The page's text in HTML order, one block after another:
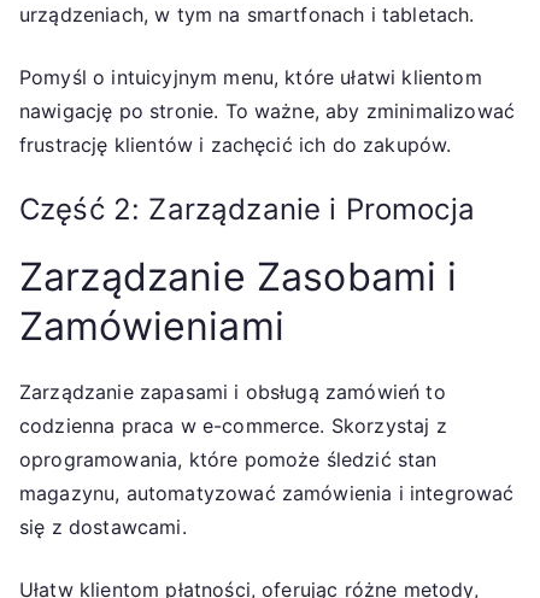
urządzeniach, w tym na smartfonach i tabletach.
Pomyśl o intuicyjnym menu, które ułatwi klientom
nawigację po stronie. To ważne, aby zminimalizować
frustrację klientów i zachęcić ich do zakupów.
Część 2: Zarządzanie i Promocja
Zarządzanie Zasobami i
Zamówieniami
Zarządzanie zapasami i obsługą zamówień to
codzienna praca w e-commerce. Skorzystaj z
oprogramowania, które pomoże śledzić stan
magazynu, automatyzować zamówienia i integrować
się z dostawcami.
Ułatw klientom płatności, oferując różne metody,